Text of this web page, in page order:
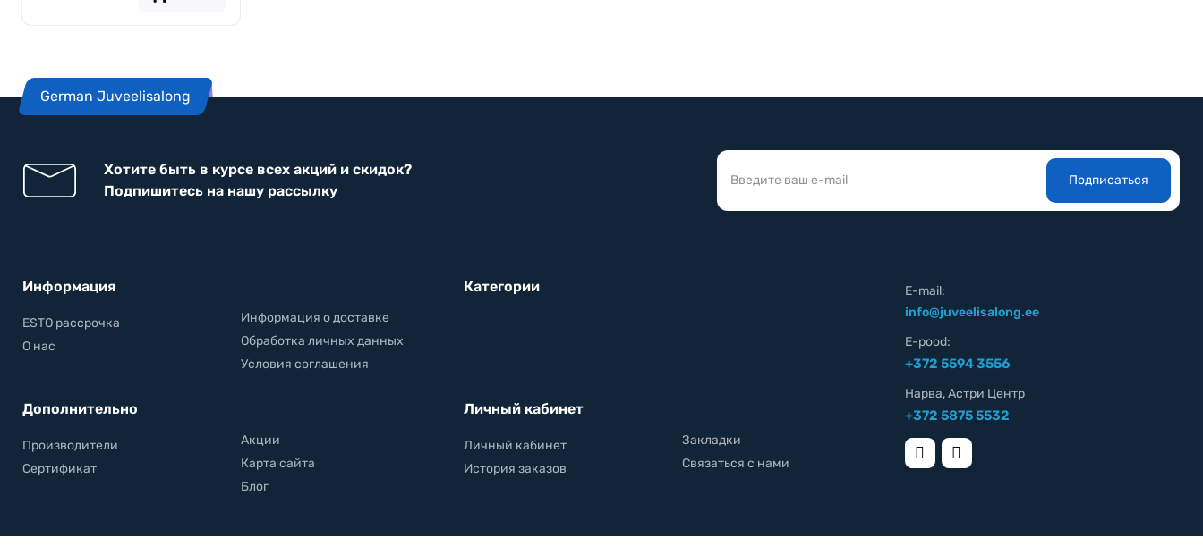
German Juveelisalong
Хотите быть в курсе всех акций и скидок?
Подпишитесь на нашу рассылку
Подписаться
Информация
ESTO рассрочка
О нас
Информация о доставке
Обработка личных данных
Условия соглашения
Категории
Дополнительно
Производители
Сертификат
Акции
Карта сайта
Блог
Личный кабинет
Личный кабинет
История заказов
Закладки
Связаться с нами
E-mail:
info@juveelisalong.ee
E-pood:
+372 5594 3556
Нарва, Астри Центр
+372 5875 5532